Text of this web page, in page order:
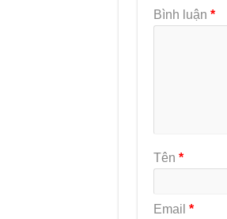
Bình luận *
Tên *
Email *